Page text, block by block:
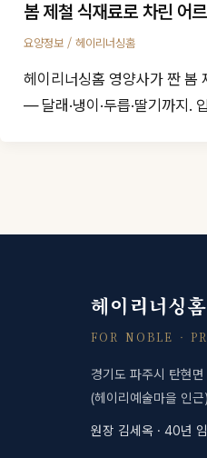
봄 제철 식재료로 차린 어
요양정보/ 헤이리너싱홈
헤이리너싱홈 영양사가 짠 봄
— 달래·냉이·두릅·딸기까지.
헤이리너싱홈
FOR NOBLE ·
경기도 파주시 탄현
(헤이리예술마을 인근)
원장 김세옥 · 40년